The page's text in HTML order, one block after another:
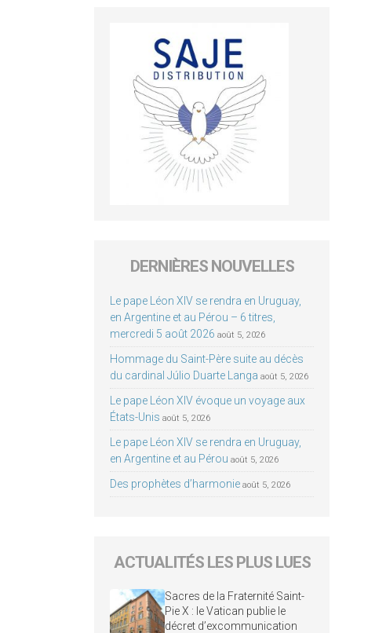
DERNIÈRES NOUVELLES
Le pape Léon XIV se rendra en Uruguay,
en Argentine et au Pérou – 6 titres,
mercredi 5 août 2026 août 5, 2026
Hommage du Saint-Père suite au décès
du cardinal Júlio Duarte Langa août 5, 2026
Le pape Léon XIV évoque un voyage aux
États-Unis août 5, 2026
Le pape Léon XIV se rendra en Uruguay,
en Argentine et au Pérou août 5, 2026
Des prophètes d’harmonie août 5, 2026
ACTUALITÉS LES PLUS LUES
Sacres de la Fraternité Saint-
Pie X : le Vatican publie le
décret d’excommunication